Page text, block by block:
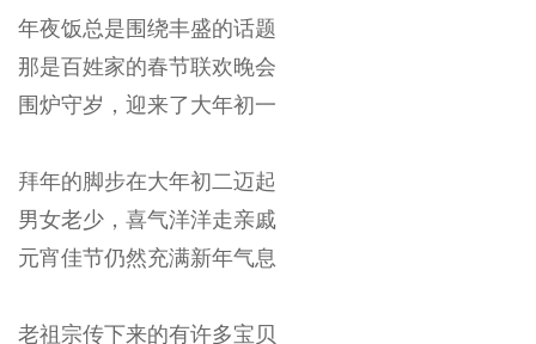
年夜饭总是围绕丰盛的话题
那是百姓家的春节联欢晚会
围炉守岁，迎来了大年初一
拜年的脚步在大年初二迈起
男女老少，喜气洋洋走亲戚
元宵佳节仍然充满新年气息
老祖宗传下来的有许多宝贝